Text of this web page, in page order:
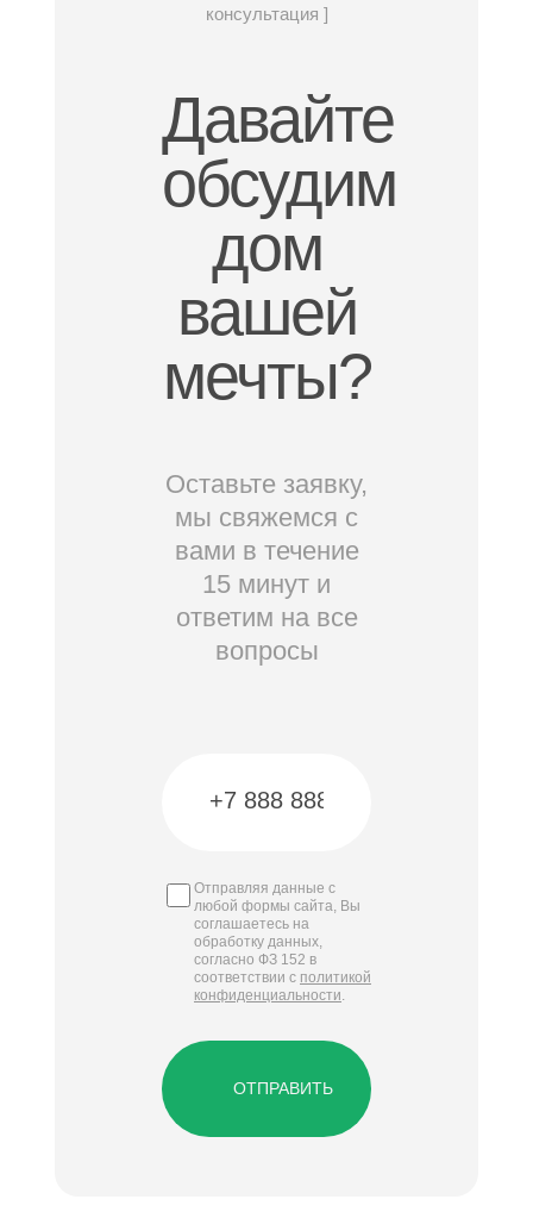
консультация ]
Давайте
обсудим
дом
вашей
мечты?
Оставьте заявку,
мы свяжемся с
вами в течение
15 минут и
ответим на все
вопросы
Отправляя данные с
любой формы сайта, Вы
соглашаетесь на
обработку данных,
согласно ФЗ 152 в
соответствии с политикой
конфиденциальности.
ОТПРАВИТЬ